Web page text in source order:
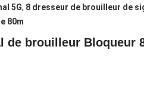
5G, 8 dresseur de brouilleur de
80m
brouilleur Bloqueur